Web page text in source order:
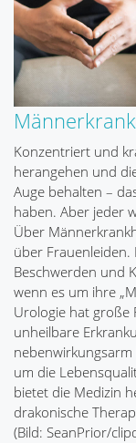
Konzentriert und
herangehen und
Auge behalten –
haben. Aber jeder
Über
über
Beschwerden und
wenn es um ihre
Urologie hat große
unheilbare
um die
bietet die Medizin
drakonische
(Bild: SeanPrior/